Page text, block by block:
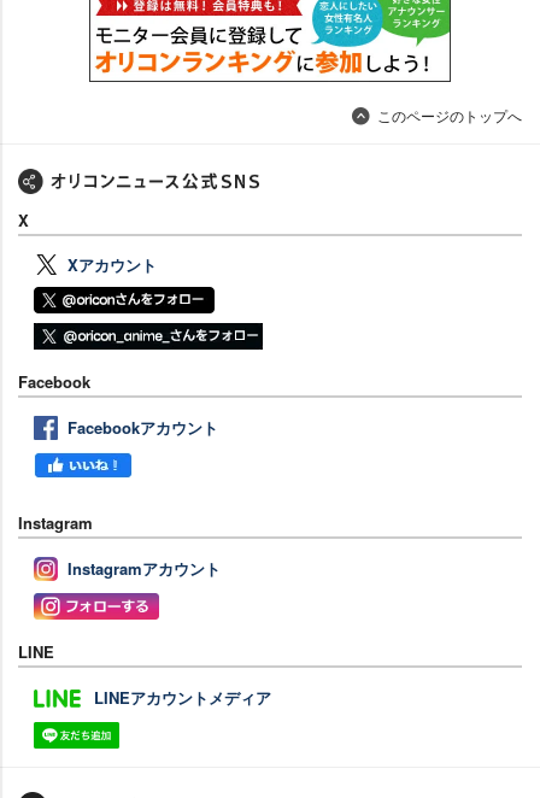
このページのトップへ
X
Xアカウント
Facebook
Facebookアカウント
Instagram
Instagramアカウント
LINE
LINEアカウントメディア